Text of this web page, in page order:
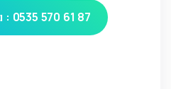
0535 570 61 87